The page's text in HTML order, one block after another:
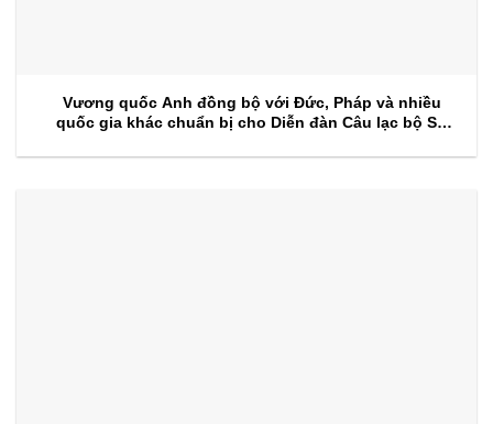
Vương quốc Anh đồng bộ với Đức, Pháp và nhiều
quốc gia khác chuẩn bị cho Diễn đàn Câu lạc bộ Sự